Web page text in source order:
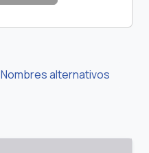
Nombres alternativos